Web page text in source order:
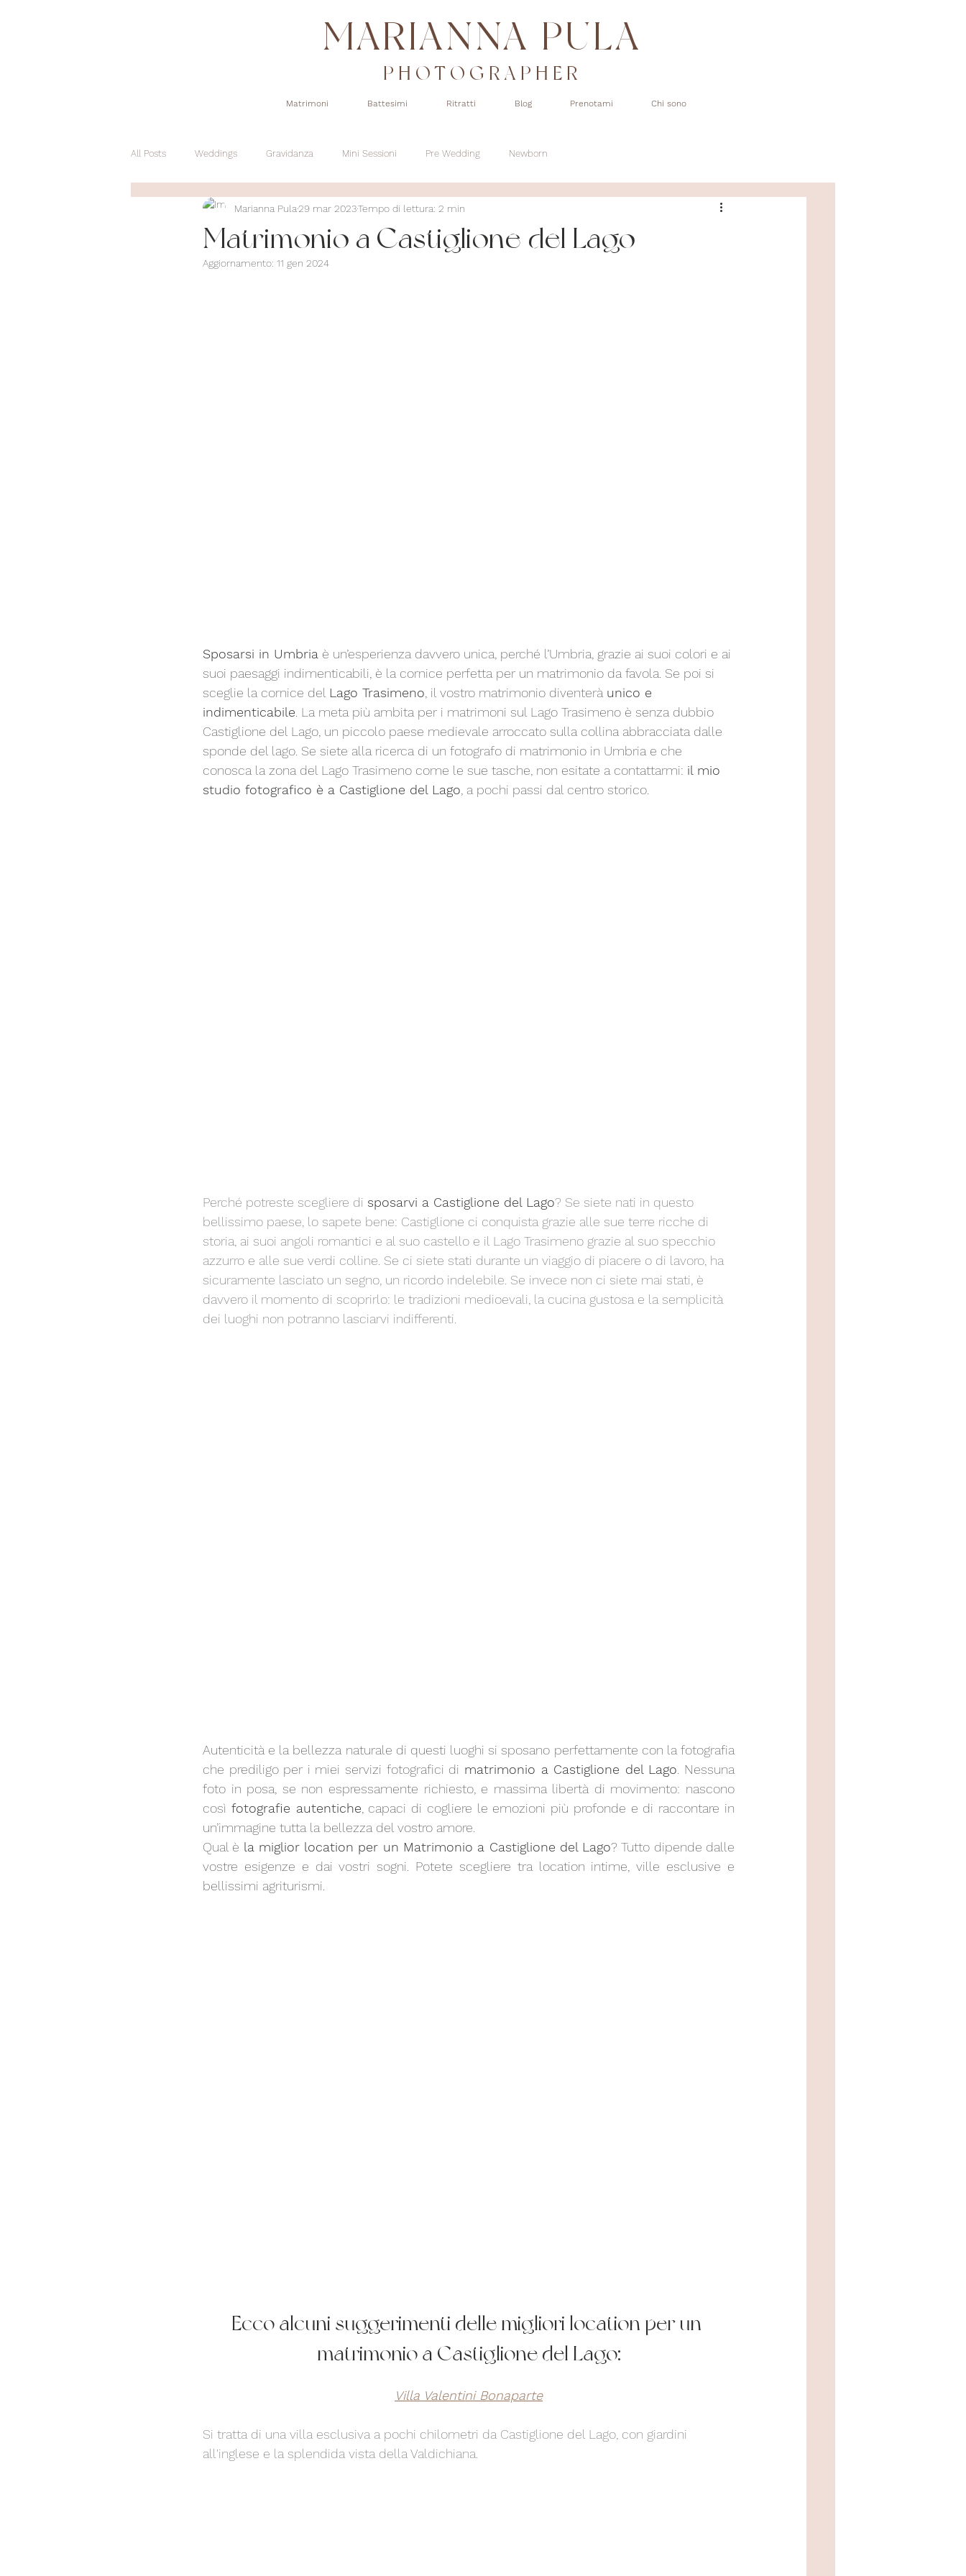
MARIANNA PULA
PHOTOGRAPHER
Matrimoni Battesimi Ritratti Blog Prenotami Chi sono
All Posts Weddings Gravidanza Mini Sessioni Pre Wedding Newborn
Matrimonio a Castiglione del Lago
Marianna Pula29 mar 2023Tempo di lettura: 2 min
Aggiornamento: 11 gen 2024
Sposarsi in Umbria è un’esperienza davvero unica, perché l’Umbria, grazie ai suoi colori e ai
suoi paesaggi indimenticabili, è la cornice perfetta per un matrimonio da favola. Se poi si
sceglie la cornice del Lago Trasimeno, il vostro matrimonio diventerà unico e
indimenticabile. La meta più ambita per i matrimoni sul Lago Trasimeno è senza dubbio
Castiglione del Lago, un piccolo paese medievale arroccato sulla collina abbracciata dalle
sponde del lago. Se siete alla ricerca di un fotografo di matrimonio in Umbria e che
conosca la zona del Lago Trasimeno come le sue tasche, non esitate a contattarmi: il mio
studio fotografico è a Castiglione del Lago, a pochi passi dal centro storico.
Perché potreste scegliere di sposarvi a Castiglione del Lago? Se siete nati in questo
bellissimo paese, lo sapete bene: Castiglione ci conquista grazie alle sue terre ricche di
storia, ai suoi angoli romantici e al suo castello e il Lago Trasimeno grazie al suo specchio
azzurro e alle sue verdi colline. Se ci siete stati durante un viaggio di piacere o di lavoro, ha
sicuramente lasciato un segno, un ricordo indelebile. Se invece non ci siete mai stati, è
davvero il momento di scoprirlo: le tradizioni medioevali, la cucina gustosa e la semplicità
dei luoghi non potranno lasciarvi indifferenti.
Autenticità e la bellezza naturale di questi luoghi si sposano perfettamente con la fotografia
che prediligo per i miei servizi fotografici di matrimonio a Castiglione del Lago. Nessuna
foto in posa, se non espressamente richiesto, e massima libertà di movimento: nascono
così fotografie autentiche, capaci di cogliere le emozioni più profonde e di raccontare in
un’immagine tutta la bellezza del vostro amore.
Qual è la miglior location per un Matrimonio a Castiglione del Lago? Tutto dipende dalle
vostre esigenze e dai vostri sogni. Potete scegliere tra location intime, ville esclusive e
bellissimi agriturismi.
Ecco alcuni suggerimenti delle migliori location per un
matrimonio a Castiglione del Lago:
Villa Valentini Bonaparte
Si tratta di una villa esclusiva a pochi chilometri da Castiglione del Lago, con giardini
all'inglese e la splendida vista della Valdichiana.